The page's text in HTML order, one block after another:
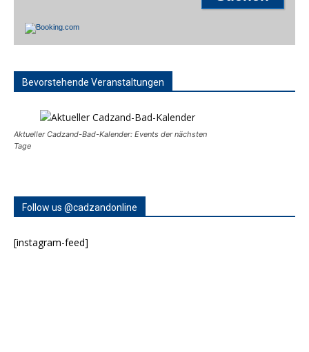
Bevorstehende Veranstaltungen
Aktueller Cadzand-Bad-Kalender: Events der nächsten
Tage
Follow us @cadzandonline
[instagram-feed]